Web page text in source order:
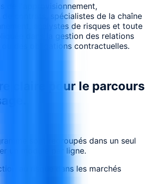
de l'approvisionnement,
contrats, spécialistes de la chaîne
analystes de risques et toute
dans la gestion des relations
des obligations contractuelles.
claire pour le parcours
sont regroupés dans un seul
un module par ligne.
au risque dans les marchés